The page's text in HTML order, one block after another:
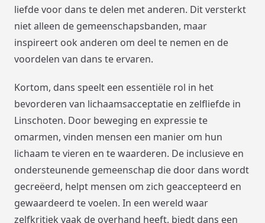
liefde voor dans te delen met anderen. Dit versterkt
niet alleen de gemeenschapsbanden, maar
inspireert ook anderen om deel te nemen en de
voordelen van dans te ervaren.
Kortom, dans speelt een essentiële rol in het
bevorderen van lichaamsacceptatie en zelfliefde in
Linschoten. Door beweging en expressie te
omarmen, vinden mensen een manier om hun
lichaam te vieren en te waarderen. De inclusieve en
ondersteunende gemeenschap die door dans wordt
gecreëerd, helpt mensen om zich geaccepteerd en
gewaardeerd te voelen. In een wereld waar
zelfkritiek vaak de overhand heeft, biedt dans een